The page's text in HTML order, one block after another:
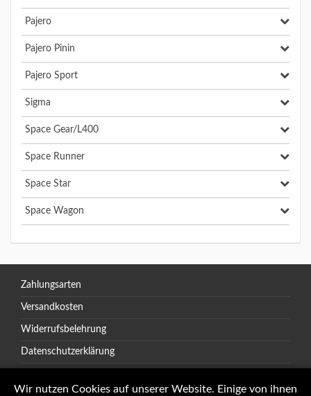
Pajero
Pajero Pinin
Pajero Sport
Sigma
Space Gear/L400
Space Runner
Space Star
Space Wagon
Zahlungsarten
Versandkosten
Widerrufsbelehrung
Datenschutzerklärung
Wir nutzen Cookies auf unserer Website. Einige von ihnen